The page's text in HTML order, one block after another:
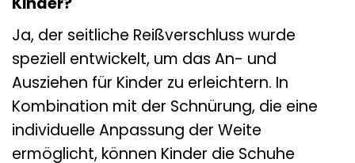
Ja, der seitliche Reißverschluss wurde
speziell entwickelt, um das An- und
Ausziehen für Kinder zu erleichtern. In
Kombination mit der Schnürung, die eine
individuelle Anpassung der Weite
ermöglicht, können Kinder die Schuhe